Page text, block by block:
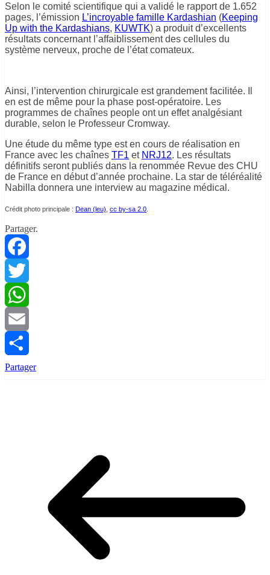
Selon le comité scientifique qui a validé le rapport de 1.652
pages, l’émission L’incroyable famille Kardashian (Keeping
Up with the Kardashians, KUWTK) a produit d’excellents
résultats concernant l’affaiblissement des cellules du
système nerveux, proche de l’état comateux.
Ainsi, l’intervention chirurgicale est grandement facilitée. Il
en est de même pour la phase post-opératoire. Les
programmes de chaînes people ont un effet analgésiant
durable, selon le Professeur Cromway.
Une étude du même type est en cours de réalisation en
France avec les chaînes TF1 et NRJ12. Les résultats
définitifs seront publiés dans la renommée Revue des CHU
de France en début d’année prochaine. La star de téléréalité
Nabilla donnera une interview au magazine médical.
Crédit photo principale : Dean (leu) cc by-sa 2.0
Partager.
Facebook
Twitter
WhatsApp
Email
Partager